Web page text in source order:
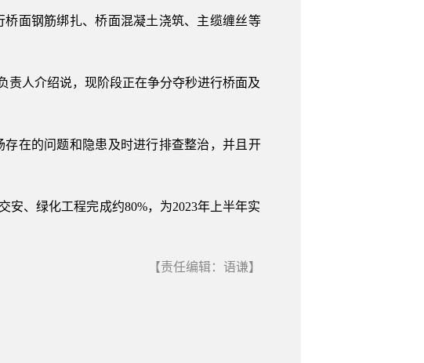
面钢筋绑扎、桥面混凝土浇筑、主缆缠丝等
人介绍说，现阶段正在争分夺秒进行桥面及
在的问题和隐患及时进行排查整治，并且开
、绿化工程完成约80%，为2023年上半年实
【责任编辑：语谦】